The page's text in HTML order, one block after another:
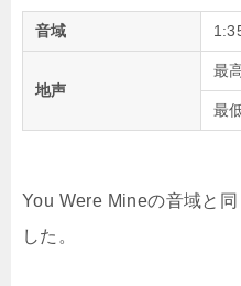
音域
地声
最
最
You Were Mineの音域と
した。